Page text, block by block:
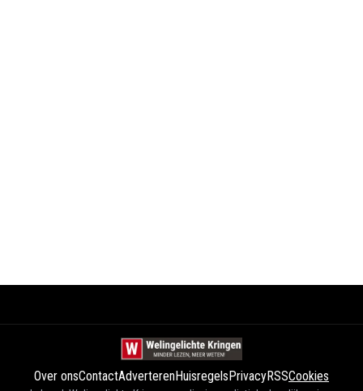
Over onsContactAdverterenHuisregelsPrivacyRSSCookies